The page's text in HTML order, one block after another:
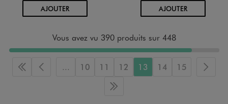
AJOUTERAU PANIER AJOUTERAU PANIER
Vous avez vu 390 produits sur 448
Première page
Page précédente
... 10 11 12 13 14 15
Page
Dernière page